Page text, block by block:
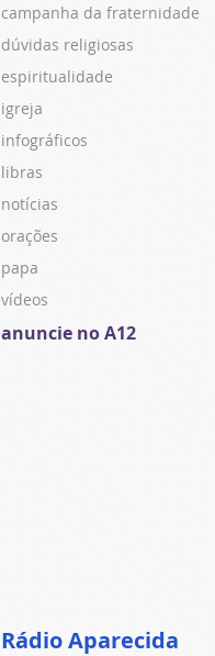
campanha da fraternidade
dúvidas religiosas
espiritualidade
igreja
infográficos
libras
notícias
orações
papa
vídeos
anuncie no A12
Rádio Aparecida